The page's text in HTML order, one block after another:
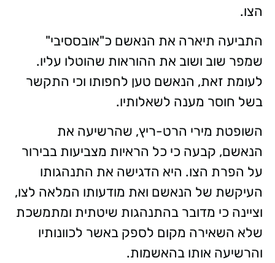
הצו.
התביעה תיארה את הנאשם כ"אובססיבי"
שמפר שוב ושוב את ההוראות שהוטלו עליו.
לעומת זאת, הנאשם טען לחפותו וכי התקשר
בשל חוסר מענה לשאלותיו.
השופטת מירי הרט-ריץ, שהרשיעה את
הנאשם, קבעה כי כל הראיות מצביעות בבירור
על הפרת הצו. היא הדגישה את התנהגותו
העיקשת של הנאשם ואת מודעותו המלאה לצו,
וציינה כי מדובר בהתנהגות שיטתית ומתמשכת
שלא השאירה מקום לספק באשר לכוונותיו
והרשיעה אותו בהאשמות.